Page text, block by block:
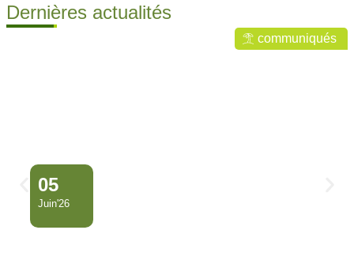
Dernières actualités
communiqués
05
Juin'26